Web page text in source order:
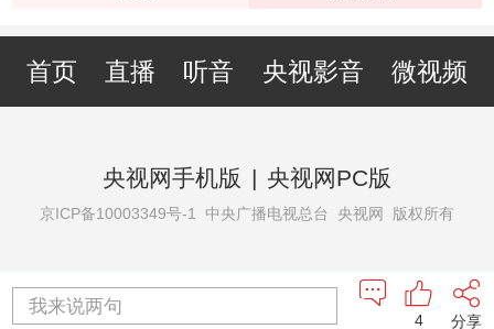
首页 直播 听音 央视影音 微视频
央视网手机版 | 央视网PC版
京ICP备10003349号-1 中央广播电视总台 央视网 版权所有
我来说两句
分享
4